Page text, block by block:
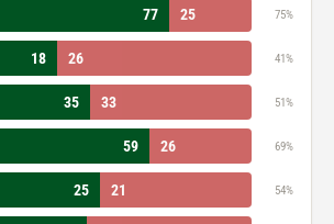
77 25 75%
18 26 41%
35 33 51%
59 26 69%
25 21 54%